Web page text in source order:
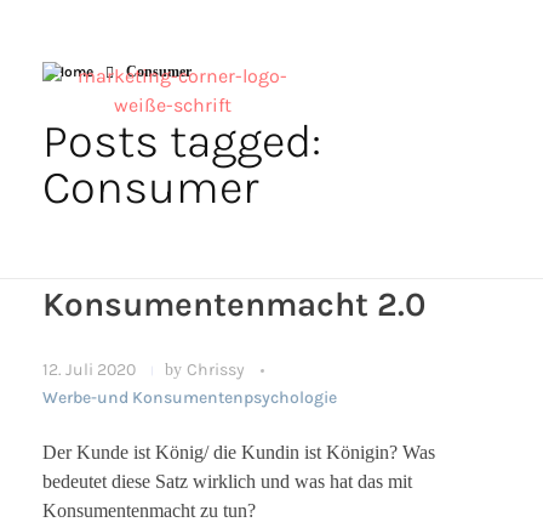
Home Consumer
Posts tagged:
Consumer
Konsumentenmacht 2.0
12. Juli 2020 by Chrissy
Werbe-und Konsumentenpsychologie
Der Kunde ist König/ die Kundin ist Königin? Was
bedeutet diese Satz wirklich und was hat das mit
Konsumentenmacht zu tun?